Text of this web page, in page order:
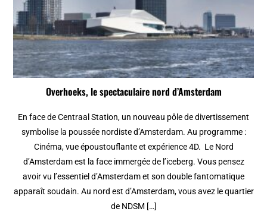
Overhoeks, le spectaculaire nord d’Amsterdam
En face de Centraal Station, un nouveau pôle de divertissement
symbolise la poussée nordiste d’Amsterdam. Au programme :
Cinéma, vue époustouflante et expérience 4D. Le Nord
d’Amsterdam est la face immergée de l’iceberg. Vous pensez
avoir vu l’essentiel d’Amsterdam et son double fantomatique
apparaît soudain. Au nord est d’Amsterdam, vous avez le quartier
de NDSM […]